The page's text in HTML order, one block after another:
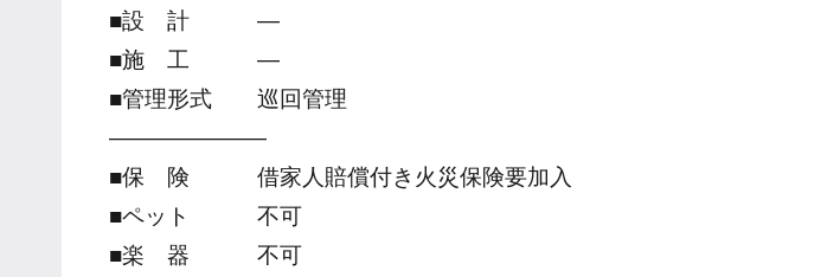
■設 計 ―
■施 工 ―
■管理形式 巡回管理
―――――――
■保 険 借家人賠償付き火災保険要加入
■ペット 不可
■楽 器 不可